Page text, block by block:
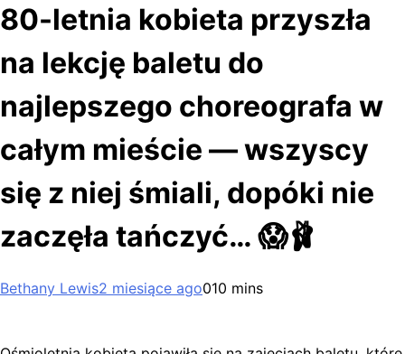
80-letnia kobieta przyszła
na lekcję baletu do
najlepszego choreografa w
całym mieście — wszyscy
się z niej śmiali, dopóki nie
zaczęła tańczyć… 😱🩰
Bethany Lewis2 miesiące ago010 mins